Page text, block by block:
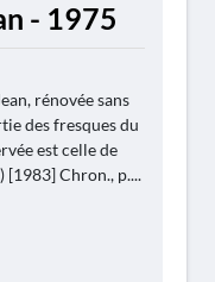
- 1975
rénovée sans
des fresques du
est celle de
Chron., p....